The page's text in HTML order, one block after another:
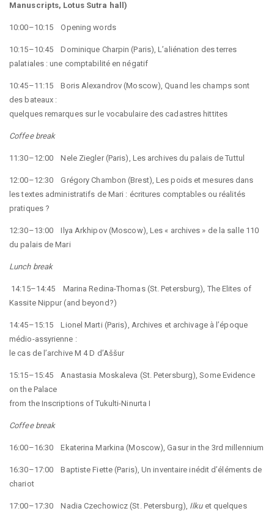
Manuscripts, Lotus Sutra hall)
10:00–10:15 Opening words
10:15–10:45 Dominique Charpin (Paris), L’aliénation des terres
palatiales : une comptabilité en négatif
10:45–11:15 Boris Alexandrov (Moscow), Quand les champs sont
des bateaux :
quelques remarques sur le vocabulaire des cadastres hittites
Coffee break
11:30–12:00 Nele Ziegler (Paris), Les archives du palais de Tuttul
12:00–12:30 Grégory Chambon (Brest), Les poids et mesures dans
les textes administratifs de Mari : écritures comptables ou réalités
pratiques ?
12:30–13:00 Ilya Arkhipov (Moscow), Les « archives » de la salle 110
du palais de Mari
Lunch break
14:15–14:45 Marina Redina-Thomas (St. Petersburg), The Elites of
Kassite Nippur (and beyond?)
14:45–15:15 Lionel Marti (Paris), Archives et archivage à l’époque
médio-assyrienne :
le cas de l’archive M 4 D d’Aššur
15:15–15:45 Anastasia Moskaleva (St. Petersburg), Some Evidence
on the Palace
from the Inscriptions of Tukulti-Ninurta I
Coffee break
16:00–16:30 Ekaterina Markina (Moscow), Gasur in the 3rd millennium
16:30–17:00 Baptiste Fiette (Paris), Un inventaire inédit d’éléments de
chariot
17:00–17:30 Nadia Czechowicz (St. Petersburg), Ilkuet quelques